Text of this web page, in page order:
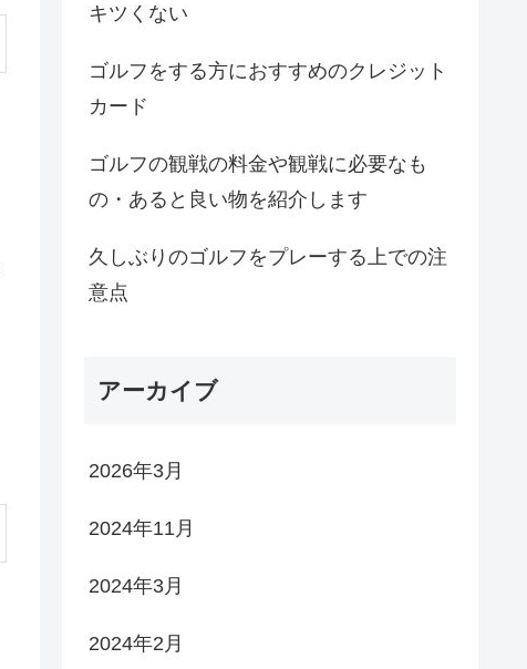
キツくない
ゴルフをする方におすすめのクレジット
カード
ゴルフの観戦の料金や観戦に必要なも
の・あると良い物を紹介します
久しぶりのゴルフをプレーする上での注
意点
アーカイブ
2026年3月
2024年11月
2024年3月
2024年2月